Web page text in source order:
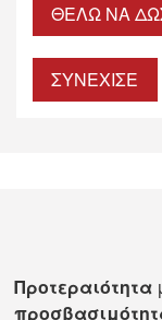
ΘΈΛΩ ΝΑ
ΣΥΝΕΧΙΣΕ
Προτεραιότητα